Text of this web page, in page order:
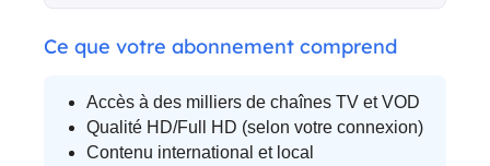
Ce que votre abonnement comprend
Accès à des milliers de chaînes TV et VOD
Qualité HD/Full HD (selon votre connexion)
Contenu international et local